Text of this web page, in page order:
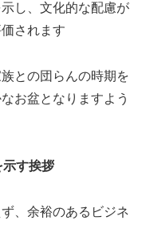
し、文化的な配慮が
されます
との団らんの時期を
お盆となりますよう
示す挨拶
、余裕のあるビジネ